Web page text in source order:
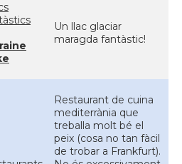
Un llac glaciar
maragda fantàstic!
Restaurant de cuina
mediterrània que
treballa molt bé el
peix (cosa no tan fàcil
de trobar a Frankfurt).